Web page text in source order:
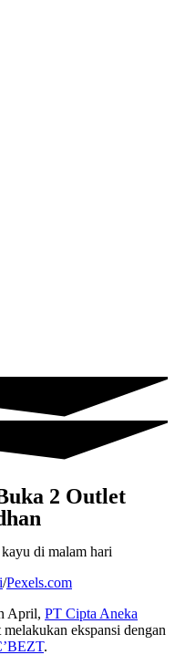
2 Outlet
/Pexels.com
April, PT Cipta Aneka
ekspansi dengan
.